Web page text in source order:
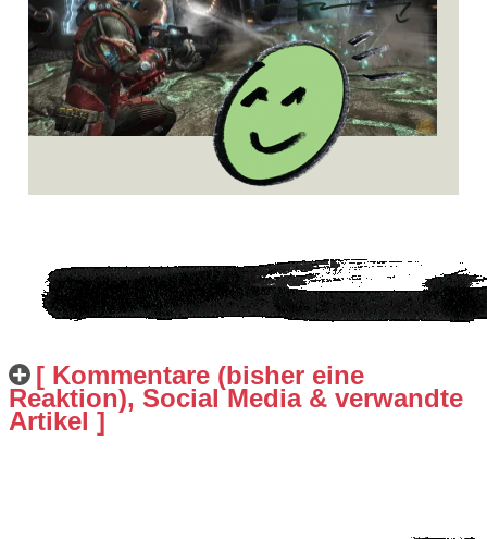
[ Kommentare (bisher eine
Reaktion), Social Media & verwandte
Artikel ]